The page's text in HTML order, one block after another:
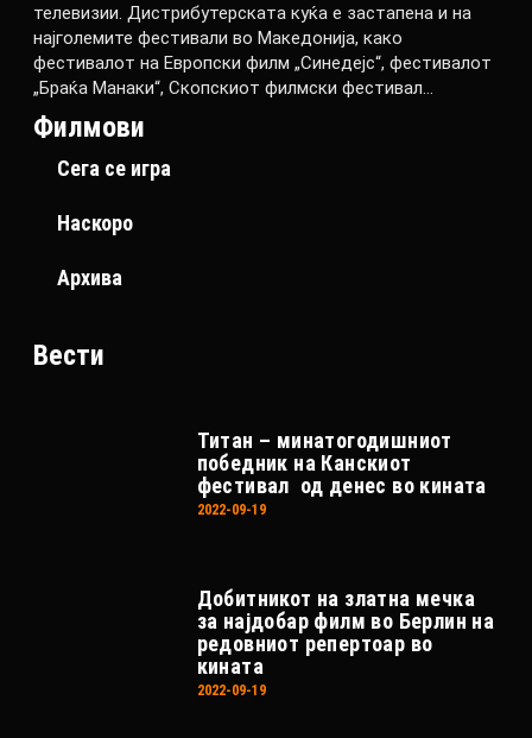
телевизии. Дистрибутерската куќа е застапена и на
најголемите фестивали во Македонија, како
фестивалот на Европски филм „Синедејс“, фестивалот
„Браќа Манаки“, Скопскиот филмски фестивал…
Филмови
Сега се игра
Наскоро
Архива
Вести
Титан – минатогодишниот
победник на Канскиот
фестивал од денес во кината
2022-09-19
Добитникот на златна мечка
за најдобар филм во Берлин на
редовниот репертоар во
кината
2022-09-19